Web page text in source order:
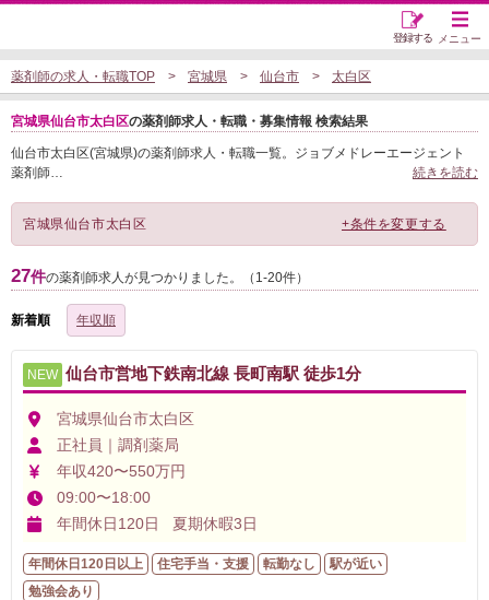
メニュー
登録する
薬剤師の求人・転職TOP 宮城県 仙台市 太白区
宮城県仙台市太白区の薬剤師求人・転職・募集情報 検索結果
仙台市太白区(宮城県)の薬剤師求人・転職一覧。ジョブメドレーエージェント
薬剤師… 続きを読む
宮城県仙台市太白区 +条件を変更する
27件の薬剤師求人が見つかりました。（1-20件）
新着順 年収順
NEW 仙台市営地下鉄南北線 長町南駅 徒歩1分
宮城県仙台市太白区
正社員｜調剤薬局
年収420〜550万円
09:00〜18:00
年間休日120日 夏期休暇3日
年間休日120日以上 住宅手当・支援 転勤なし
駅が近い
勉強会あり